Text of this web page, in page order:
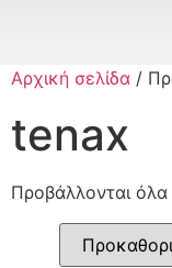
Αρχική σελίδα /
tenax
Προβάλλονται